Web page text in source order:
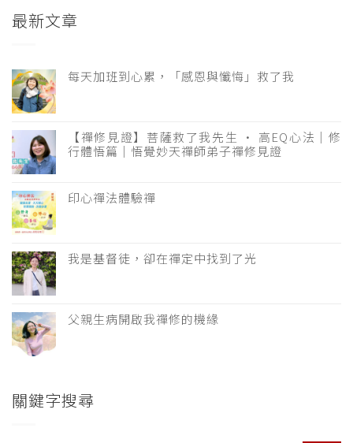
最新文章
每天加班到心累，「感恩與懺悔」救了我
【禪修見證】菩薩救了我先生 · 高EQ心法｜修
行體悟篇｜悟覺妙天禪師弟子禪修見證
印心禪法體驗禪
我是基督徒，卻在禪定中找到了光
父親生病開啟我禪修的機緣
關鍵字搜尋